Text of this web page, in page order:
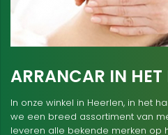
ARRANCAR IN HET
In onze winkel in Heerlen, in het
we een breed assortiment van
leveren alle bekende merken op